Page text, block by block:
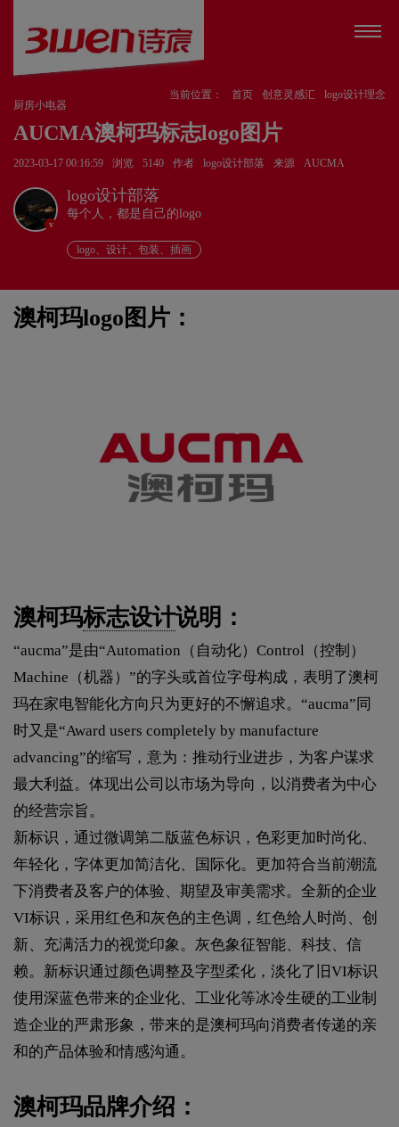
当前位置： 首页 创意灵感汇
logo设计理念
厨房小电器
AUCMA澳柯玛标志logo图片
2023-03-17 00:16:59 浏览 5140 作者 logo设计部落 来源 AUCMA
v
logo设计部落
每个人，都是自己的logo
logo、设计、包装、插画
澳柯玛logo图片：
澳柯玛标志设计说明：
“aucma”是由“Automation（自动化）Control（控制）
Machine（机器）”的字头或首位字母构成，表明了澳柯
玛在家电智能化方向只为更好的不懈追求。“aucma”同
时又是“Award users completely by manufacture
advancing”的缩写，意为：推动行业进步，为客户谋求
最大利益。体现出公司以市场为导向，以消费者为中心
的经营宗旨。
新标识，通过微调第二版蓝色标识，色彩更加时尚化、
年轻化，字体更加简洁化、国际化。更加符合当前潮流
下消费者及客户的体验、期望及审美需求。全新的企业
VI标识，采用红色和灰色的主色调，红色给人时尚、创
新、充满活力的视觉印象。灰色象征智能、科技、信
赖。新标识通过颜色调整及字型柔化，淡化了旧VI标识
使用深蓝色带来的企业化、工业化等冰冷生硬的工业制
造企业的严肃形象，带来的是澳柯玛向消费者传递的亲
和的产品体验和情感沟通。
澳柯玛品牌介绍：